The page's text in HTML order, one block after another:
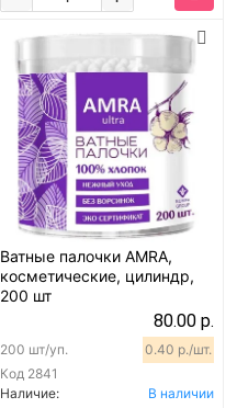
Ватные палочки AMRA,
косметические, цилиндр,
200 шт
80.00 р.
Код 2841
200 шт/уп. 0.40 р./шт.
Наличие:
В наличии